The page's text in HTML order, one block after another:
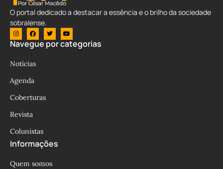
O portal dedicado a destacar a essência e o brilho da sociedade
sobralense.
Navegue por categorias
Notícias
Agenda
Coberturas
Revista
Colunistas
Informações
Quem somos